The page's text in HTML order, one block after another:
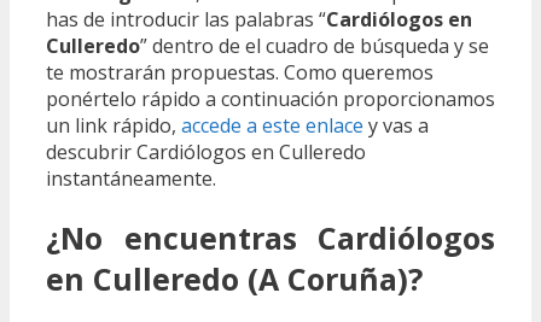
has de introducir las palabras “Cardiólogos en
Culleredo” dentro de el cuadro de búsqueda y se
te mostrarán propuestas. Como queremos
ponértelo rápido a continuación proporcionamos
un link rápido, accede a este enlace y vas a
descubrir Cardiólogos en Culleredo
instantáneamente.
¿No encuentras Cardiólogos
en Culleredo (A Coruña)?